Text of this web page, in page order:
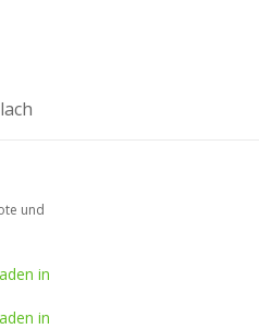
und
in
in